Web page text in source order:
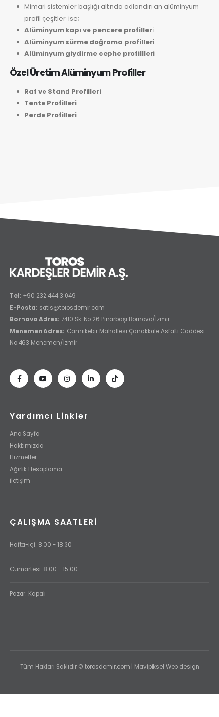
Mimari sistemler başlığı altında adlandırılan alüminyum
profil çeşitleri ise;
Alüminyum kapı ve pencere profilleri
Alüminyum sürme doğrama profilleri
Alüminyum giydirme cephe profillleri
Özel Üretim Alüminyum Profiller
Raf ve Stand Profilleri
Tente Profilleri
Perde Profilleri
Tel: +90 232 444 3 049
E-Posta: satis@torosdemir.com
Bornova Adres: 7410 Sk. No:26 Pınarbaşı Bornova/İzmir
Menemen Adres: Camiikebir Mahallesi Çanakkale Asfaltı Caddesi
No:463 Menemen/Izmir
Yardımcı Linkler
Ana Sayfa
Hakkımızda
Hizmetler
Ağırlık Hesaplama
İletişim
ÇALIŞMA SAATLERI
Hafta-içi: 8:00 - 18:30
Cumartesi: 8:00 - 15:00
Pazar: Kapalı
Tüm Hakları Saklıdır © torosdemir.com | Mavipiksel Web design